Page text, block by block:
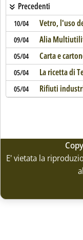
Precedenti
10/04 Vetro, l'uso
09/04 Alia
05/04 Carta e
05/04 La ricetta di
05/04 Rifiuti
E' vietata la